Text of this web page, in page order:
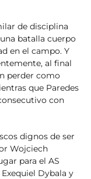
de disciplina
batalla cuerpo
en el campo. Y
al final
perder como
que Paredes
con
dignos de ser
Wojciech
para el AS
Dybala y